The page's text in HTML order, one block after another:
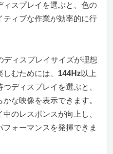
ゲームの両方に最適な富
H2
PC（コスパ入門）
ィスプレイで快適な作業
ティも安心
ースと拡張性
ォーマンスに優れた高機
ィスプレイを選ぶと、色の
ィブな作業が効率的に行
ディスプレイサイズが理想
むためには、 144Hz以上
ディスプレイを選ぶと、
な映像を表示できます。
のレスポンスが向上し、
ォーマンスを発揮できま